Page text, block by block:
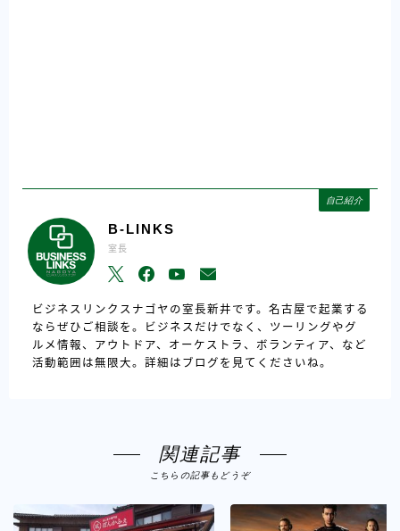
自己紹介
B-LINKS
室長
ビジネスリンクスナゴヤの室長新井です。名古屋で起業する
ならぜひご相談を。ビジネスだけでなく、ツーリングやグ
ルメ情報、アウトドア、オーケストラ、ボランティア、など
活動範囲は無限大。詳細はブログを見てくださいね。
関連記事
こちらの記事もどうぞ